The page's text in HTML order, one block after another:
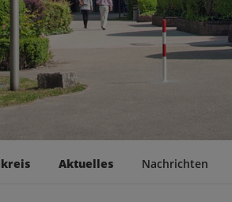
Aktuelles Nachrichten